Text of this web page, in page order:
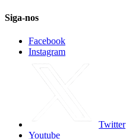
Siga-nos
Facebook
Instagram
Twitter
Youtube